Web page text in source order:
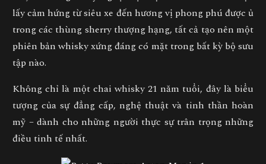
lấy cảm hứng từ siêu xe đến hương vị phong phú được ủ
trong các thùng sherry thượng hạng, tất cả tạo nên một
phiên bản whisky xứng đáng có mặt trong bất kỳ bộ sưu
tập nào.
Không chỉ là một chai whisky 21 năm tuổi, đây là biểu
tượng của sự đẳng cấp, nghệ thuật và tinh thần hoàn
mỹ – dành cho những người thực sự trân trọng những
điều tinh tế nhất.